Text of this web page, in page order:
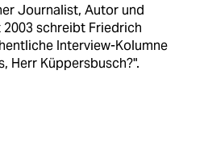
Journalist, Autor und
schreibt Friedrich
Interview-Kolumne
Herr Küppersbusch?".